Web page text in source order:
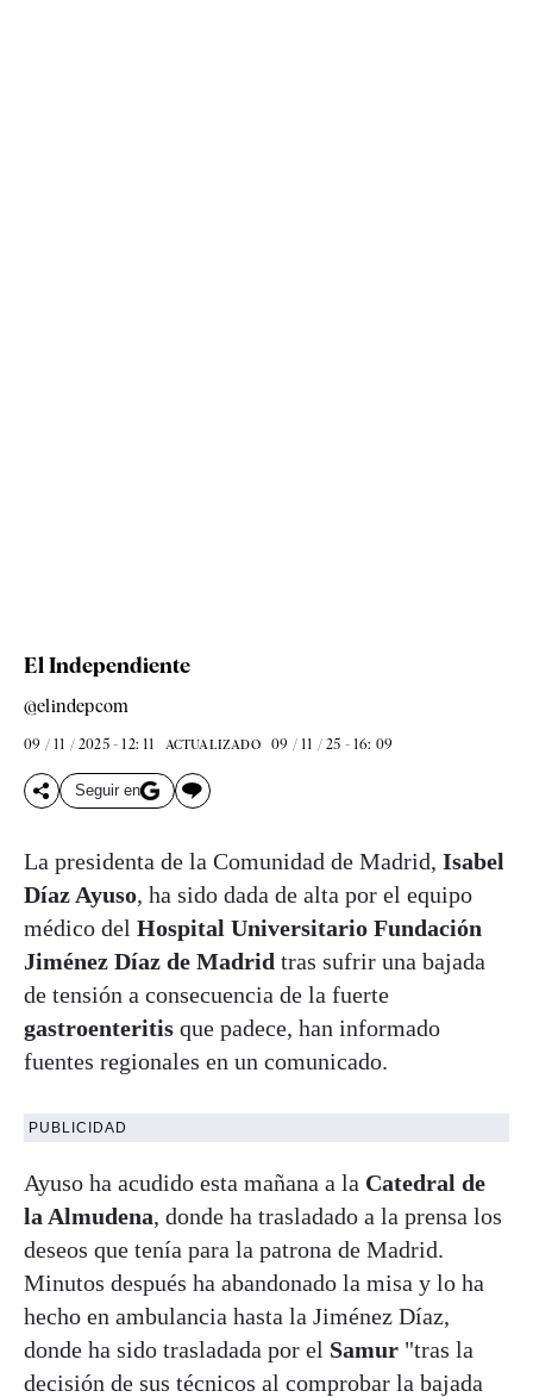
El Independiente
@elindepcom
09 / 11 / 2025 - 12: 11 ACTUALIZADO 09 / 11 / 25 - 16: 09
Seguir en
La presidenta de la Comunidad de Madrid, Isabel
Díaz Ayuso, ha sido dada de alta por el equipo
médico del Hospital Universitario Fundación
Jiménez Díaz de Madrid tras sufrir una bajada
de tensión a consecuencia de la fuerte
gastroenteritis que padece, han informado
fuentes regionales en un comunicado.
PUBLICIDAD
Ayuso ha acudido esta mañana a la Catedral de
la Almudena, donde ha trasladado a la prensa los
deseos que tenía para la patrona de Madrid.
Minutos después ha abandonado la misa y lo ha
hecho en ambulancia hasta la Jiménez Díaz,
donde ha sido trasladada por el Samur "tras la
decisión de sus técnicos al comprobar la bajada